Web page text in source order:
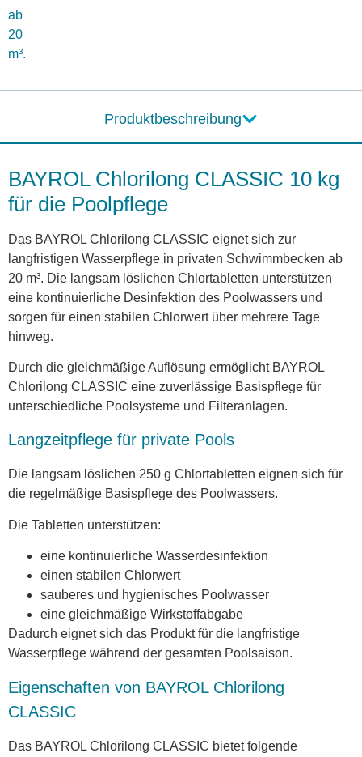
ab
20
m³.
Produktbeschreibung
BAYROL Chlorilong CLASSIC 10 kg
für die Poolpflege
Das BAYROL Chlorilong CLASSIC eignet sich zur
langfristigen Wasserpflege in privaten Schwimmbecken ab
20 m³. Die langsam löslichen Chlortabletten unterstützen
eine kontinuierliche Desinfektion des Poolwassers und
sorgen für einen stabilen Chlorwert über mehrere Tage
hinweg.
Durch die gleichmäßige Auflösung ermöglicht BAYROL
Chlorilong CLASSIC eine zuverlässige Basispflege für
unterschiedliche Poolsysteme und Filteranlagen.
Langzeitpflege für private Pools
Die langsam löslichen 250 g Chlortabletten eignen sich für
die regelmäßige Basispflege des Poolwassers.
Die Tabletten unterstützen:
eine kontinuierliche Wasserdesinfektion
einen stabilen Chlorwert
sauberes und hygienisches Poolwasser
eine gleichmäßige Wirkstoffabgabe
Dadurch eignet sich das Produkt für die langfristige
Wasserpflege während der gesamten Poolsaison.
Eigenschaften von BAYROL Chlorilong
CLASSIC
Das BAYROL Chlorilong CLASSIC bietet folgende